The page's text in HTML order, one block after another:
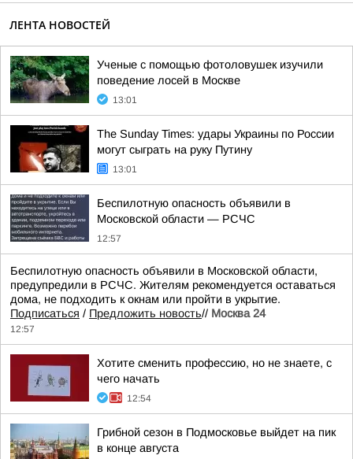
ЛЕНТА НОВОСТЕЙ
Ученые с помощью фотоловушек изучили
поведение лосей в Москве
13:01
The Sunday Times: удары Украины по России
могут сыграть на руку Путину
13:01
Беспилотную опасность объявили в
Московской области — РСЧС
12:57
Беспилотную опасность объявили в Московской области,
предупредили в РСЧС. Жителям рекомендуется оставаться
дома, не подходить к окнам или пройти в укрытие.
Подписаться / Предложить новость// Москва 24
12:57
Хотите сменить профессию, но не знаете, с
чего начать
12:54
Грибной сезон в Подмосковье выйдет на пик
в конце августа